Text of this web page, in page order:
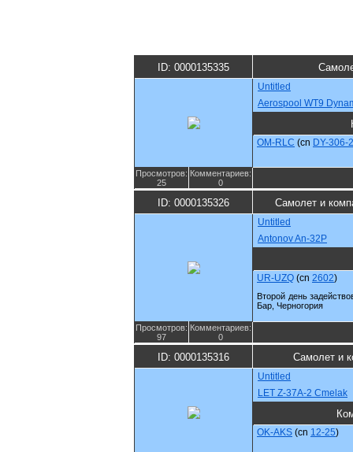
ID: 0000135335
Untitled
Aerospool WT9
OM-RLC (cn DY-306-
Просмотров:
25
Комментариев:
0
ID: 0000135326 Самолет и
Untitled
Antonov An-32P
UR-UZQ (cn 2602)
Второй день
Бар, Черногория
Просмотров:
97
Комментариев:
0
ID: 0000135316 Самолет и
Untitled
LET Z-37A-2 Cmelak
OK-AKS (cn 12-25)